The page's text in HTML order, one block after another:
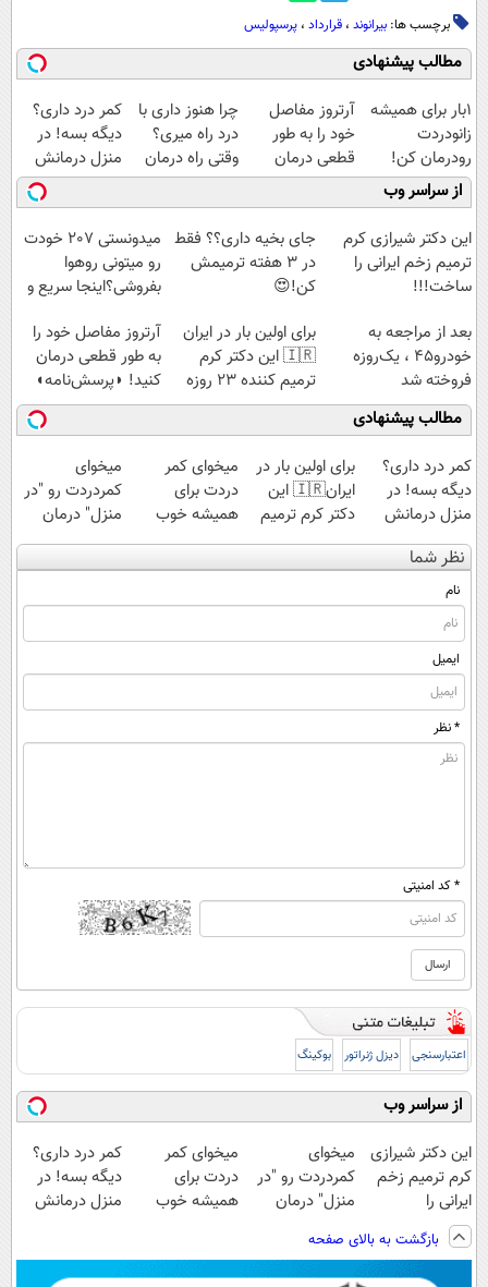
برچسب ها: بیرانوند ، قرارداد ، پرسپولیس
مطالب پیشنهادی
1بار برای همیشه
زانودردت
رودرمان کن!
(تکنولوژی آلمان)
◂پرسشنامه▸
آرتروز مفاصل
خود را به طور
قطعی درمان
کنید!
◗پرسش‌نامه◖
چرا هنوز داری با
درد راه میری؟
وقتی راه درمان
جلو پاته!
کمر درد داری؟
دیگه بسه! در
منزل درمانش
کن
(◀پرسش‌نامه)
از سراسر وب
این دکتر شیرازی کرم
ترمیم زخم ایرانی را
ساخت!!!
جای بخیه داری؟؟ فقط
در 3 هفته ترمیمش
کن!😍
میدونستی 207 خودت
رو میتونی روهوا
بفروشی؟اینجا سریع و
بعد از مراجعه به
خودرو45 ، یک‌روزه
فروخته شد
برای اولین بار در ایران
🇮🇷 این دکتر کرم
ترمیم کننده 23 روزه
ساخت!
آرتروز مفاصل خود را
به طور قطعی درمان
کنید! ◗پرسش‌نامه◖
مطالب پیشنهادی
کمر درد داری؟
دیگه بسه! در
منزل درمانش
کن
(◀پرسش‌نامه)
برای اولین بار در
ایران🇮🇷 این
دکتر کرم ترمیم
کننده 23 روزه
ساخت!
میخوای کمر
دردت برای
همیشه خوب
شه؟ ◀
پرسش‌نامه رو پر
میخوای
کمردردت رو "در
منزل" درمان
کنی؟ (◂فیلم +
◂پرسش‌نامه)
نظر شما
نام
ایمیل
* نظر
* کد امنیتی
اعتبارسنجی دیزل ژنراتور بوکینگ
از سراسر وب
این دکتر شیرازی
کرم ترمیم زخم
ایرانی را
ساخت!!!
میخوای
کمردردت رو "در
منزل" درمان
◂پرسش‌نامه)
میخوای کمر
دردت برای
همیشه خوب
کن!
کمر درد داری؟
دیگه بسه! در
منزل درمانش
بازگشت به بالای صفحه